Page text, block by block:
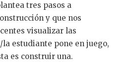
tres pasos a
y que nos
visualizar las
estudiante pone en juego,
es construir una.